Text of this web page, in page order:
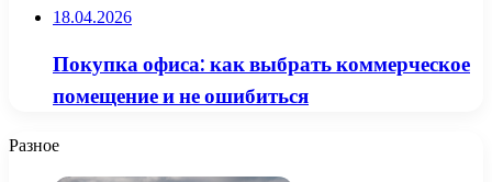
18.04.2026
Покупка офиса: как выбрать коммерческое
помещение и не ошибиться
Разное